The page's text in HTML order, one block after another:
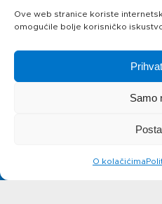
Ove web stranice koriste
omogućile bolje korisničko
Samo
O kolačićima
Recepti
Priča o ABC